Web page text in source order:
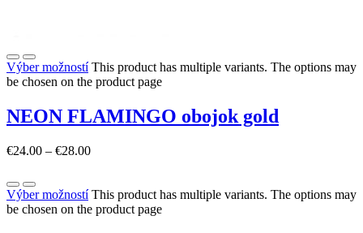
Výber možností This product has multiple variants. The options may
be chosen on the product page
NEON FLAMINGO obojok gold
€24.00 – €28.00
Výber možností This product has multiple variants. The options may
be chosen on the product page